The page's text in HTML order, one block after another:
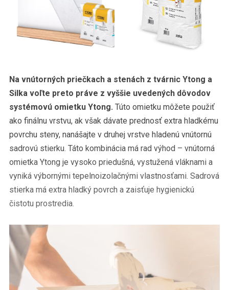
Na vnútorných priečkach a stenách z tvárnic Ytong a
Silka voľte preto práve z vyššie uvedených dôvodov
systémovú omietku Ytong. Túto omietku môžete použiť
ako finálnu vrstvu, ak však dávate prednosť extra hladkému
povrchu steny, nanášajte v druhej vrstve hladenú vnútornú
sadrovú stierku. Táto kombinácia má rad výhod – vnútorná
omietka Ytong je vysoko priedušná, vystužená vláknami a
vyniká výbornými tepelnoizolačnými vlastnosťami. Sadrová
stierka má extra hladký povrch a zaisťuje hygienickú
čistotu prostredia.